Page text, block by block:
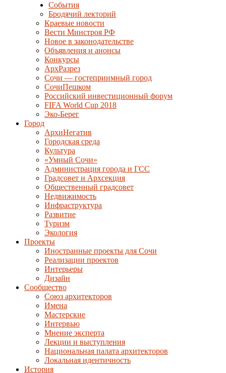
События
Бродячий лекторий
Краевые новости
Вести Минстроя РФ
Новое в законодательстве
Объявления и анонсы
Конкурсы
АрхРазрез
Сочи — гостеприимный город
СочиПешком
Российский инвестиционный форум
FIFA World Cup 2018
Эко-Берег
Город
АрхиНегатив
Городская среда
Культура
«Умный Сочи»
Администрация города и ГСС
Градсовет и Архсекция
Общественный градсовет
Недвижимость
Инфраструктура
Развитие
Туризм
Экология
Проекты
Иностранные проекты для Сочи
Реализации проектов
Интерьеры
Дизайн
Сообщество
Союз архитекторов
Имена
Мастерские
Интервью
Мнение эксперта
Лекции и выступления
Национальная палата архитекторов
Локальная идентичность
История